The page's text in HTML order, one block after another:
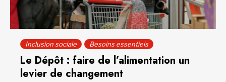
Inclusion sociale Besoins essentiels
Le Dépôt : faire de l’alimentation un
levier de changement